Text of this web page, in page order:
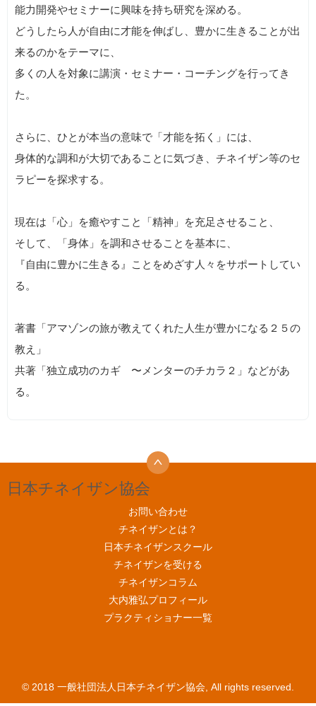
能力開発やセミナーに興味を持ち研究を深める。
どうしたら人が自由に才能を伸ばし、豊かに生きることが出
来るのかをテーマに、
多くの人を対象に講演・セミナー・コーチングを行ってき
た。
さらに、ひとが本当の意味で「才能を拓く」には、
身体的な調和が大切であることに気づき、チネイザン等のセ
ラピーを探求する。
現在は「心」を癒やすこと「精神」を充足させること、
そして、「身体」を調和させることを基本に、
『自由に豊かに生きる』ことをめざす人々をサポートしてい
る。
著書「アマゾンの旅が教えてくれた人生が豊かになる２５の
教え」
共著「独立成功のカギ 〜メンターのチカラ２」などがあ
る。
日本チネイザン協会
お問い合わせ
チネイザンとは？
日本チネイザンスクール
チネイザンを受ける
チネイザンコラム
大内雅弘プロフィール
プラクティショナー一覧
© 2018 一般社団法人日本チネイザン協会, All rights reserved.